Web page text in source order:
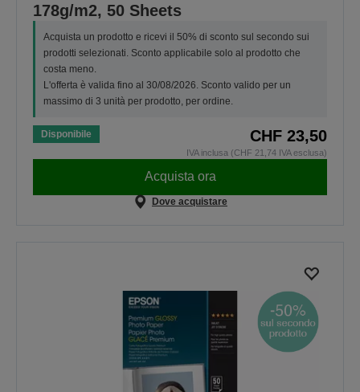
178g/m2, 50 Sheets
Acquista un prodotto e ricevi il 50% di sconto sul secondo sui
prodotti selezionati. Sconto applicabile solo al prodotto che
costa meno.
L'offerta è valida fino al 30/08/2026. Sconto valido per un
massimo di 3 unità per prodotto, per ordine.
Disponibile CHF 23,50
IVA inclusa (CHF 21,74 IVA esclusa)
Acquista ora
Dove acquistare